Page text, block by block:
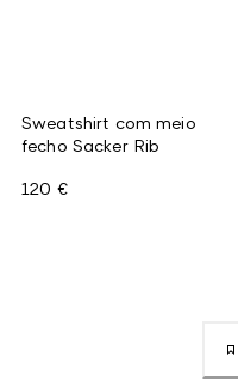
Sweatshirt com meio
fecho Sacker Rib
120 €